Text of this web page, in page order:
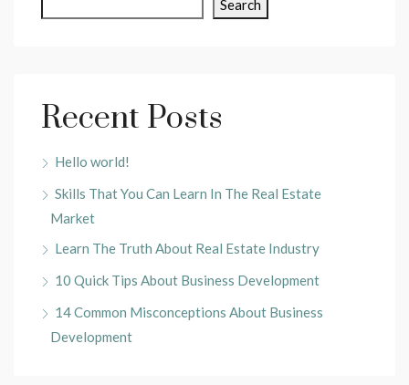
Search
Recent Posts
Hello world!
Skills That You Can Learn In The Real Estate
Market
Learn The Truth About Real Estate Industry
10 Quick Tips About Business Development
14 Common Misconceptions About Business
Development